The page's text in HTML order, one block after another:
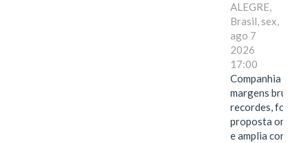
ALEGRE,
Brasil, sex,
ago 7
2026
17:00
Companhia
margens brutas
recordes,
proposta
e amplia